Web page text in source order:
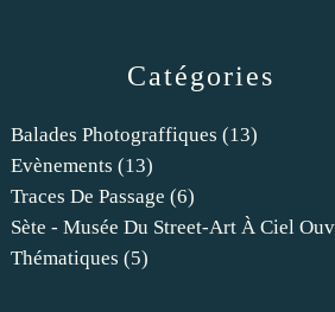
Catégories
Balades Photograffiques (13)
Evènements (13)
Traces De Passage (6)
Sète - Musée Du Street-Art À Ciel
Thématiques (5)